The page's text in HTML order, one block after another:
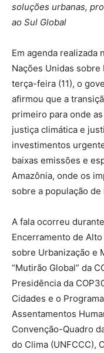
soluções urbanas,
ao Sul Global
Em agenda realizada
Nações Unidas sobre
terça-feira (11), o
afirmou que a
primeiro para onde
justiça climática e
investimentos
baixas emissões e
Amazônia, onde os
sobre a população de
A fala ocorreu
Encerramento de
sobre Urbanização e
“Mutirão Global” da
Presidência da
Cidades e o
Assentamentos
Convenção-Quadro
do Clima (UNFCCC),